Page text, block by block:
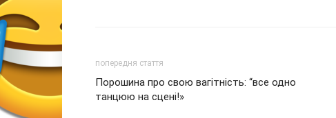
попередня стаття
Порошина про свою вагітність: “все одно
танцюю на сцені!»